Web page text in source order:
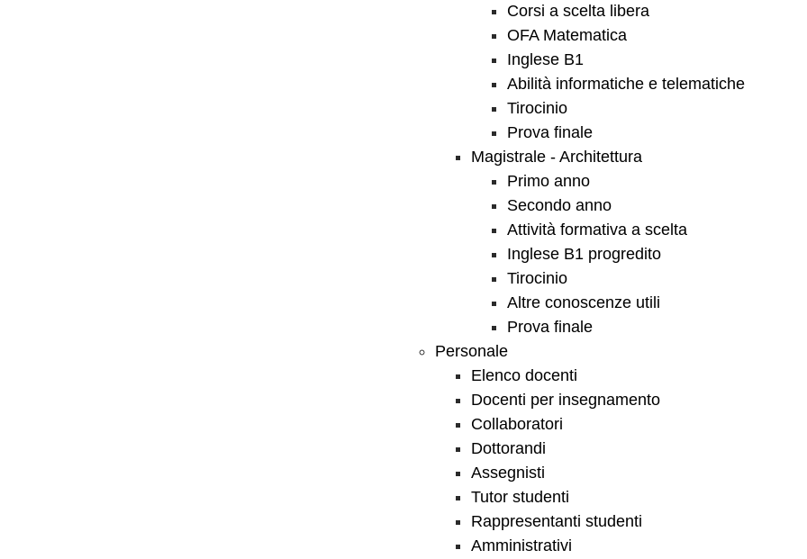
Corsi a scelta libera
OFA Matematica
Inglese B1
Abilità informatiche e telematiche
Tirocinio
Prova finale
Magistrale - Architettura
Primo anno
Secondo anno
Attività formativa a scelta
Inglese B1 progredito
Tirocinio
Altre conoscenze utili
Prova finale
Personale
Elenco docenti
Docenti per insegnamento
Collaboratori
Dottorandi
Assegnisti
Tutor studenti
Rappresentanti studenti
Amministrativi